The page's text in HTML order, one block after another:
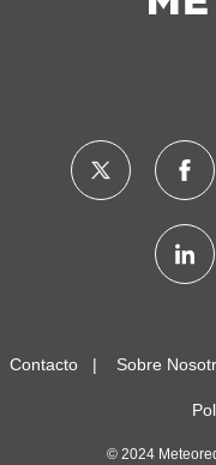
Contacto Sobre
© 2024